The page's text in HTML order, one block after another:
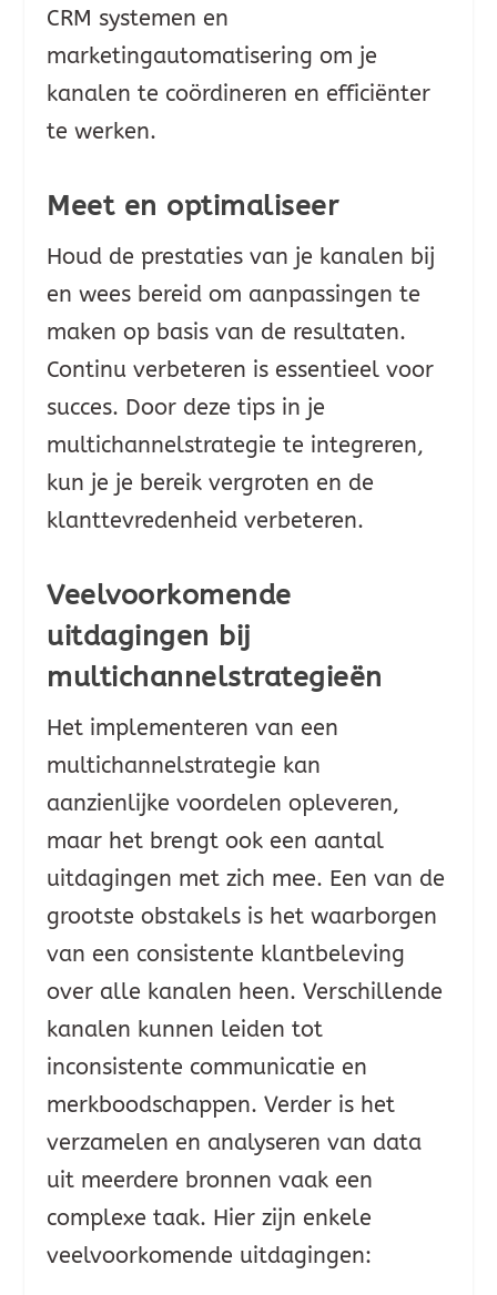
CRM systemen en
marketingautomatisering om je
kanalen te coördineren en efficiënter
te werken.
Meet en optimaliseer
Houd de prestaties van je kanalen bij
en wees bereid om aanpassingen te
maken op basis van de resultaten.
Continu verbeteren is essentieel voor
succes. Door deze tips in je
multichannelstrategie te integreren,
kun je je bereik vergroten en de
klanttevredenheid verbeteren.
Veelvoorkomende
uitdagingen bij
multichannelstrategieën
Het implementeren van een
multichannelstrategie kan
aanzienlijke voordelen opleveren,
maar het brengt ook een aantal
uitdagingen met zich mee. Een van de
grootste obstakels is het waarborgen
van een consistente klantbeleving
over alle kanalen heen. Verschillende
kanalen kunnen leiden tot
inconsistente communicatie en
merkboodschappen. Verder is het
verzamelen en analyseren van data
uit meerdere bronnen vaak een
complexe taak. Hier zijn enkele
veelvoorkomende uitdagingen: